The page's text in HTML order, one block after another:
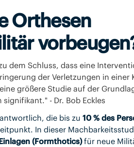
Orthesen
dem Schluss, dass eine
der Verletzungen in einer
größere Studie auf der
- Dr. Bob Eckles
die bis zu 10 % des
In dieser
(Formthotics)für neue